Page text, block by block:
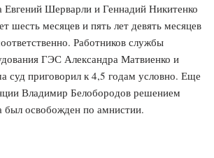
Евгений Шерварли и Геннадий Никитенко
шесть месяцев и пять лет девять месяцев
Работников службы
ГЭС Александра Матвиенко и
суд приговорил к 4,5 годам условно. Еще
Владимир Белобородов решением
был освобожден по амнистии.